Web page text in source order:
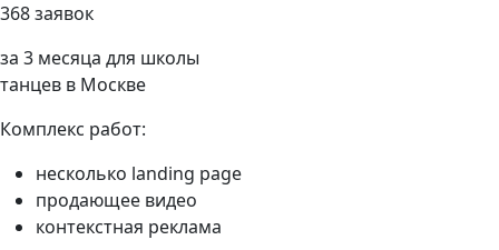
368 заявок
за 3 месяца для школы
танцев в Москве
Комплекс работ:
несколько landing page
продающее видео
контекстная реклама